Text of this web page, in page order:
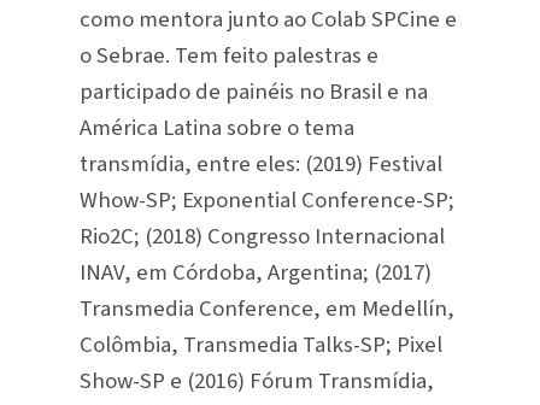
como mentora junto ao Colab SPCine e
o Sebrae. Tem feito palestras e
participado de painéis no Brasil e na
América Latina sobre o tema
transmídia, entre eles: (2019) Festival
Whow-SP; Exponential Conference-SP;
Rio2C; (2018) Congresso Internacional
INAV, em Córdoba, Argentina; (2017)
Transmedia Conference, em Medellín,
Colômbia, Transmedia Talks-SP; Pixel
Show-SP e (2016) Fórum Transmídia,